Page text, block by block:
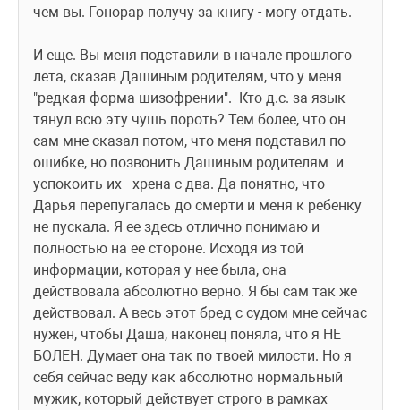
чем вы. Гонорар получу за книгу - могу отдать.
И еще. Вы меня подставили в начале прошлого
лета, сказав Дашиным родителям, что у меня
"редкая форма шизофрении".  Кто д.с. за язык
тянул всю эту чушь пороть? Тем более, что он
сам мне сказал потом, что меня подставил по
ошибке, но позвонить Дашиным родителям  и
успокоить их - хрена с два. Да понятно, что
Дарья перепугалась до смерти и меня к ребенку
не пускала. Я ее здесь отлично понимаю и
полностью на ее стороне. Исходя из той
информации, которая у нее была, она
действовала абсолютно верно. Я бы сам так же
действовал. А весь этот бред с судом мне сейчас
нужен, чтобы Даша, наконец поняла, что я НЕ
БОЛЕН. Думает она так по твоей милости. Но я
себя сейчас веду как абсолютно нормальный
мужик, который действует строго в рамках